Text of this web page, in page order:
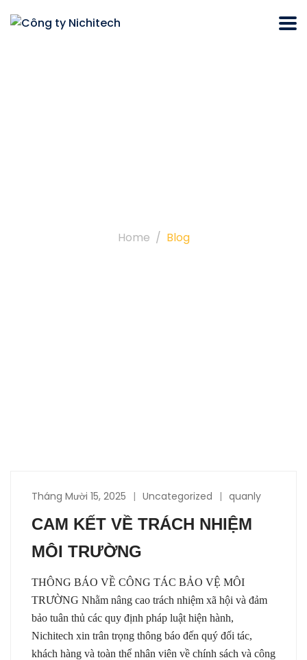
Home Blog
Tháng Mười 15, 2025 Uncategorized quanly
CAM KẾT VỀ TRÁCH NHIỆM
MÔI TRƯỜNG
THÔNG BÁO VỀ CÔNG TÁC BẢO VỆ MÔI
TRƯỜNG Nhằm nâng cao trách nhiệm xã hội và đảm
bảo tuân thủ các quy định pháp luật hiện hành,
Nichitech xin trân trọng thông báo đến quý đối tác,
khách hàng và toàn thể nhân viên về chính sách và công